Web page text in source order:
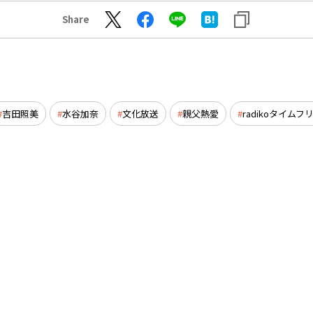
Share
吉田照美 水谷加奈 文化放送 親父熱愛 radikoタイムフ